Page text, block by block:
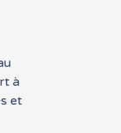
à
et